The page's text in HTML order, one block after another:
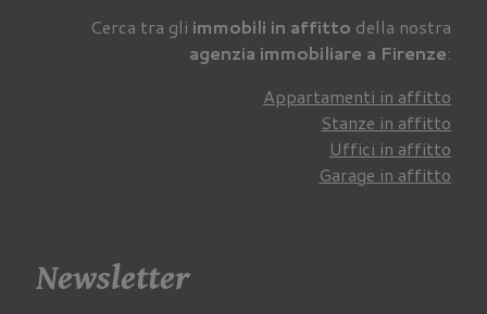
Cerca tra gli immobili in affitto della nostra
agenzia immobiliare a Firenze:
Appartamenti in affitto
Stanze in affitto
Uffici in affitto
Garage in affitto
Newsletter